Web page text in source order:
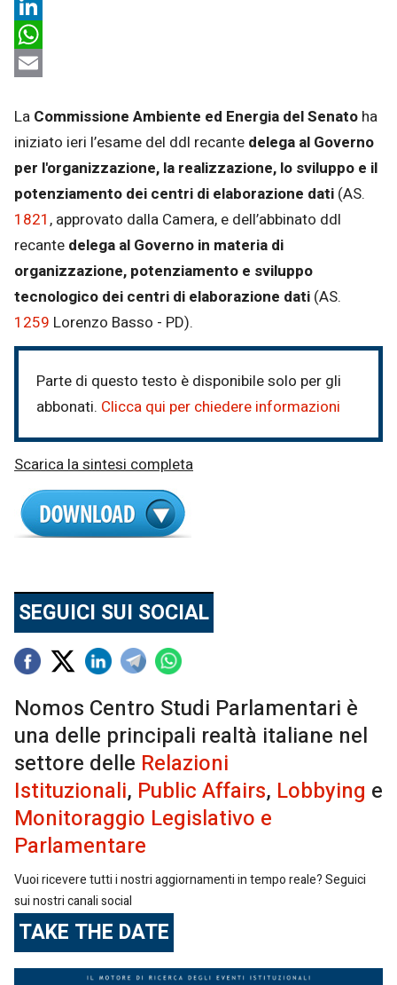
X
LinkedIn
WhatsApp
La Commissione Ambiente ed Energia del Senato ha
iniziato ieri l’esame del ddl recante delega al Governo
per l'organizzazione, la realizzazione, lo sviluppo e il
potenziamento dei centri di elaborazione dati (AS.
1821, approvato dalla Camera, e dell’abbinato ddl
recante delega al Governo in materia di
organizzazione, potenziamento e sviluppo
tecnologico dei centri di elaborazione dati ​ (AS.
1259 Lorenzo Basso - PD).
Parte di questo testo è disponibile solo per gli
abbonati. Clicca qui per chiedere informazioni
Scarica la sintesi completa
SEGUICI SUI SOCIAL
Nomos Centro Studi Parlamentari è
una delle principali realtà italiane nel
settore delle Relazioni
Istituzionali, Public Affairs, Lobbying e
Monitoraggio Legislativo e
Parlamentare
Vuoi ricevere tutti i nostri aggiornamenti in tempo reale? Seguici
sui nostri canali social
TAKE THE DATE